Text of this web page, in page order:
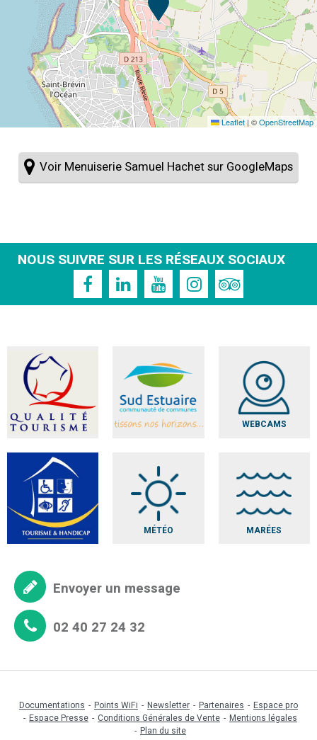
Leaflet| ©OpenStreetMap
Voir Menuiserie Samuel Hachet sur GoogleMaps
NOUS SUIVRE SUR LES RÉSEAUX SOCIAUX
WEBCAMS
MÉTÉO MARÉES
Envoyer un message
02 40 27 24 32
Documentations Points WiFi Newsletter Partenaires
Espace pro
Espace Presse
Conditions Générales de Vente
Mentions légales
Plan du site